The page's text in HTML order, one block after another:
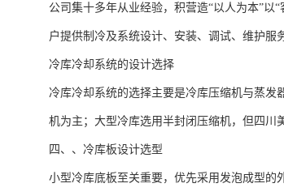
公司集十多年从业经验，积营造“以人为本”以
户提供制冷及系统设计、安装、调试、维护
冷库冷却系统的设计选择
冷库冷却系统的选择主要是冷库压缩机与蒸
机为主；大型冷库选用半封闭压缩机，但四川
四、、冷库板设计选型
小型冷库底板至关重要，优先采用发泡成型的